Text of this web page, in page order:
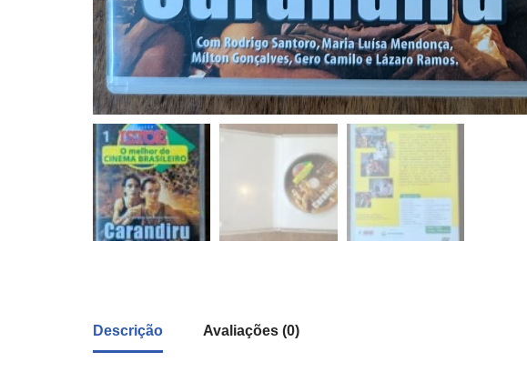
Descrição Avaliações (0)